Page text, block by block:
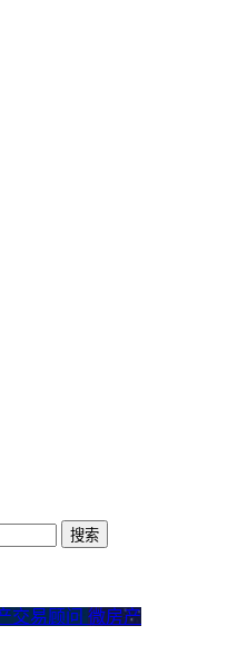
交易顾问 微房产